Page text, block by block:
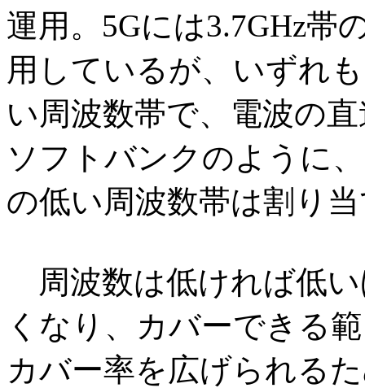
運用。5Gには3.7GHz帯
用しているが、いずれ
い周波数帯で、電波の
ソフトバンクのように
の低い周波数帯は割り
周波数は低ければ低
くなり、カバーできる
カバー率を広げられる